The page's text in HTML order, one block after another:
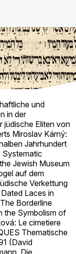
1-2
und
in der
jüdische Eliten von
Miroslav Kárný:
Jahrhundert
Jewish Museum
auf dem
Verkettung
Laces in
Borderline
the Symbolism of
Le cimetiere
Thematische
(David
Die